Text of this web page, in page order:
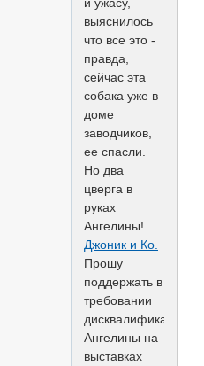
выяснилось
что все это -
правда,
сейчас эта
собака уже в
доме
заводчиков,
ее спасли.
Но два
цверга в
руках
Ангелины!
Джоник и Ко.
Прошу
поддержать в
требовании
дисквалификации
Ангелины на
выставках